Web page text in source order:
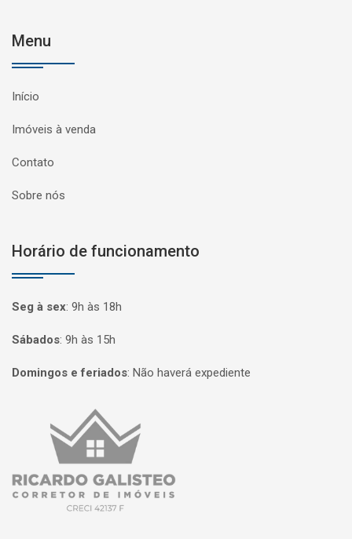
Menu
Início
Imóveis à venda
Contato
Sobre nós
Horário de funcionamento
Seg à sex: 9h às 18h
Sábados: 9h às 15h
Domingos e feriados: Não haverá expediente
Página inicial